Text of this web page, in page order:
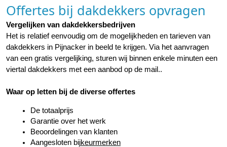
Offertes bij dakdekkers opvragen
Vergelijken van dakdekkersbedrijven
Het is relatief eenvoudig om de mogelijkheden en tarieven van
dakdekkers in Pijnacker in beeld te krijgen. Via het aanvragen
van een gratis vergelijking, sturen wij binnen enkele minuten een
viertal dakdekkers met een aanbod op de mail..
Waar op letten bij de diverse offertes
De totaalprijs
Garantie over het werk
Beoordelingen van klanten
Aangesloten bijkeurmerken